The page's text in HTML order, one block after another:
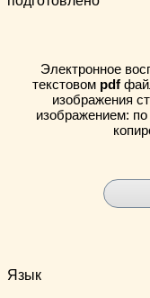
Электронное
текстовом pdf
изображения
изображением:
Язык